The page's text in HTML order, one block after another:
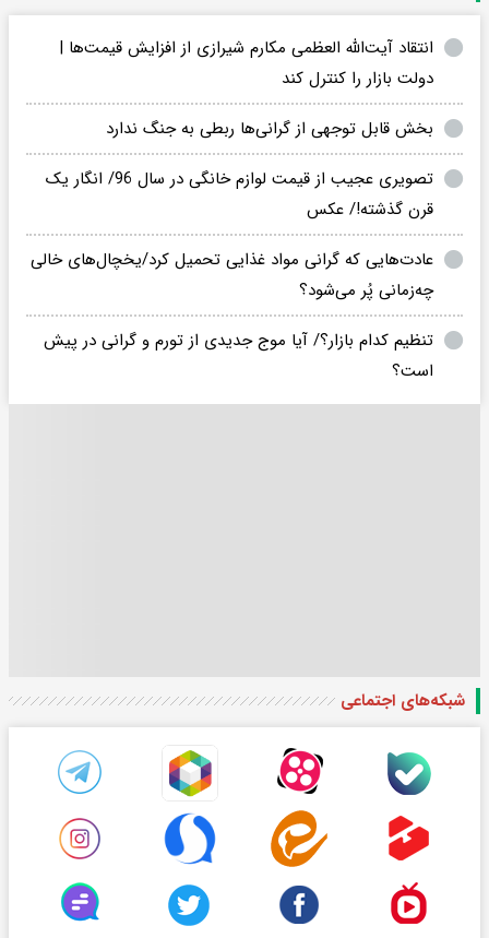
انتقاد آیت‌الله العظمی مکارم‌ شیرازی از افزایش قیمت‌ها |
دولت بازار را کنترل کند
بخش قابل توجهی از گرانی‌ها ربطی به جنگ ندارد
تصویری عجیب از قیمت لوازم خانگی در سال 96/ انگار یک
قرن گذشته!/ عکس
عادت‌هایی که گرانی مواد غذایی تحمیل کرد/یخچال‌های خالی
چه‌زمانی پُر می‌شود؟
تنظیم کدام بازار؟/ آیا موج جدیدی از تورم و گرانی در پیش
است؟
شبکه‌های اجتماعی